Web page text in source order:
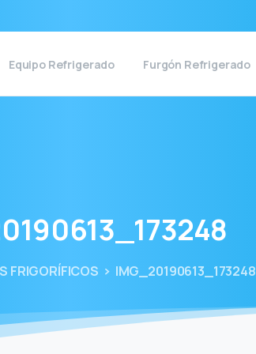
Equipo Refrigerado Furgón Refrigerado
FRIGORÍFICOS IMG_20190613_173248